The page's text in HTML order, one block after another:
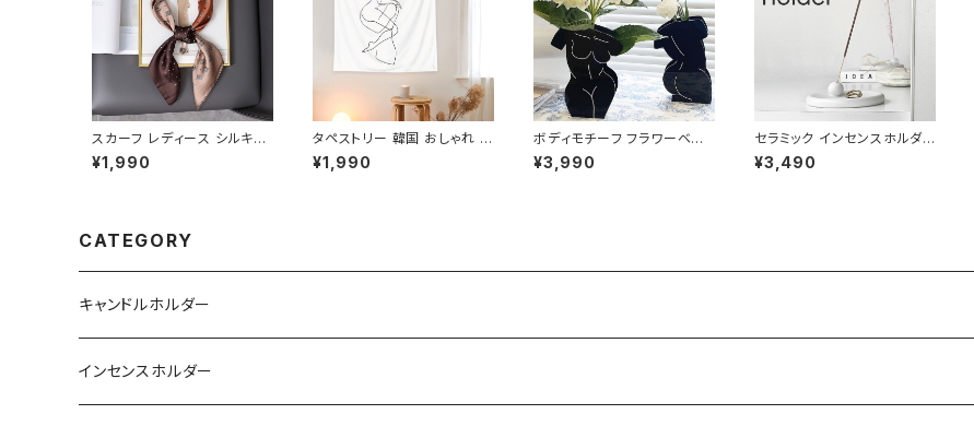
スカーフ レディース シルキー
タッチ 洗濯しやすい SCRF10
1
¥1,990
タペストリー 韓国 おしゃれ シ
ンプル 可愛い 壁掛け 大判 北
欧 TPST002
¥1,990
ボディモチーフ フラワーベー
ス 花瓶 おしゃれ アート NTF
V007
¥3,990
セラミック インセンスホルダ
ー お香立て 陶器 ホワイト IN
HL003-WH
¥3,490
CATEGORY
キャンドルホルダー
インセンスホルダー